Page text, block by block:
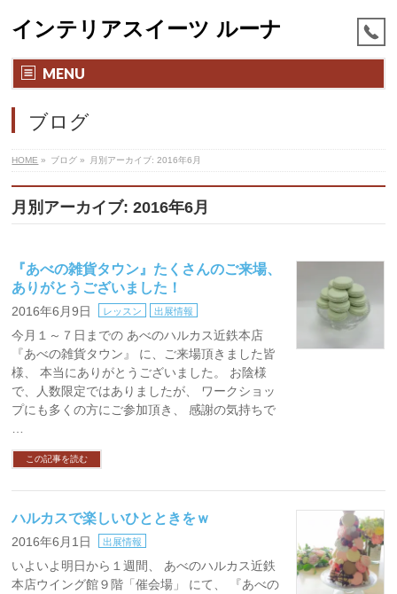
インテリアスイーツ ルーナ
MENU
ブログ
HOME » ブログ » 月別アーカイブ: 2016年6月
月別アーカイブ: 2016年6月
『あべの雑貨タウン』たくさんのご来場、
ありがとうございました！
2016年6月9日 レッスン 出展情報
今月１～７日までの あべのハルカス近鉄本店
『あべの雑貨タウン』 に、ご来場頂きました皆
様、 本当にありがとうございました。 お陰様
で、人数限定ではありましたが、 ワークショッ
プにも多くの方にご参加頂き、 感謝の気持ちで
この記事を読む
ハルカスで楽しいひとときをｗ
2016年6月1日 出展情報
いよいよ明日から１週間、 あべのハルカス近鉄
本店ウイング館９階「催会場」 にて、 『あべの